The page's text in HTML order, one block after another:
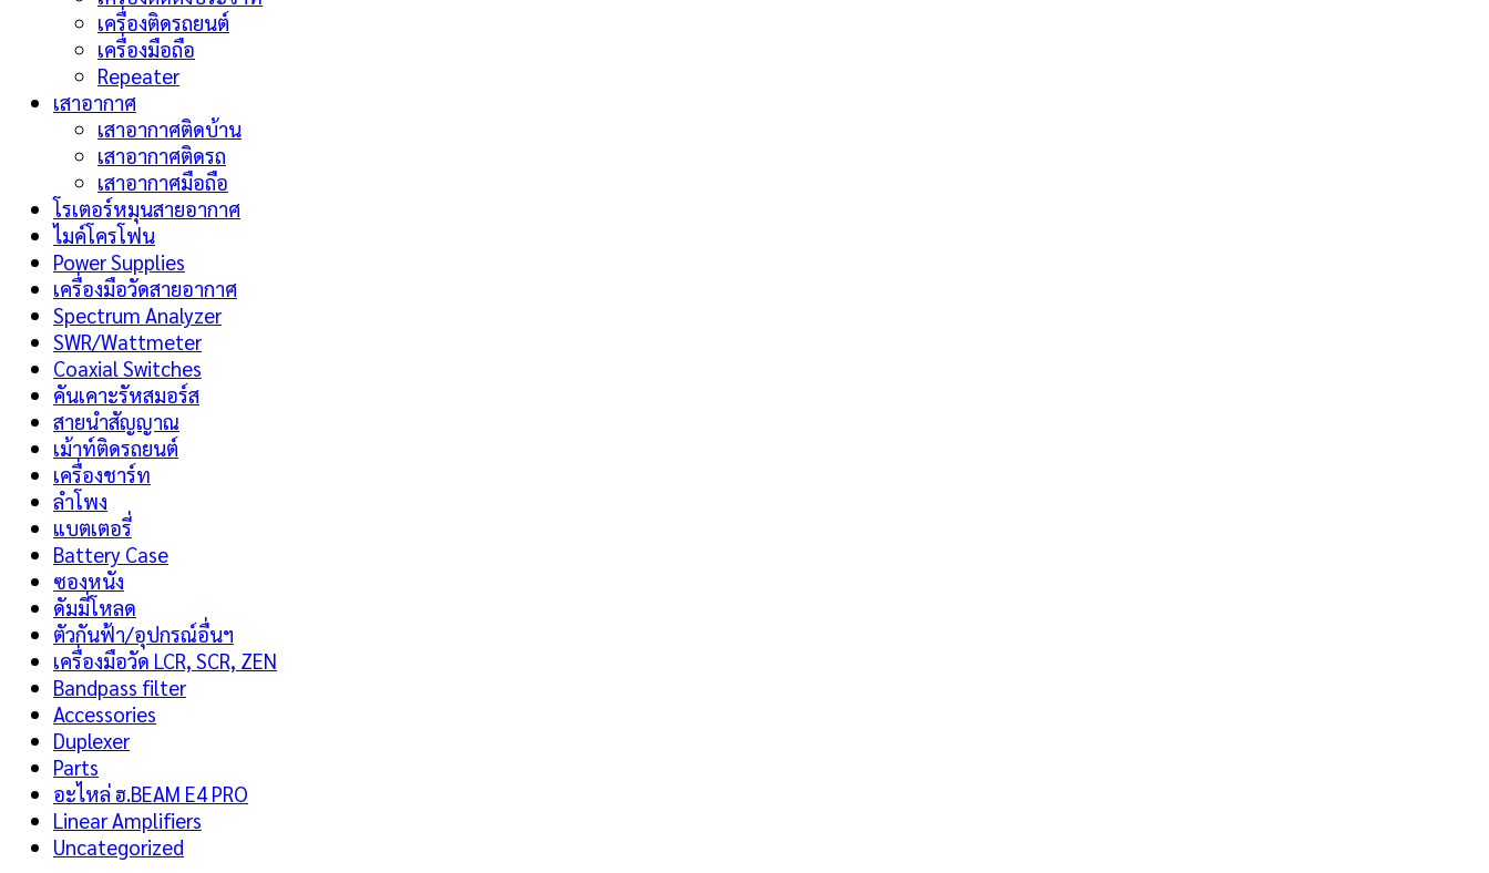
เครื่องติดรถยนต์
เครื่องมือถือ
Repeater
เสาอากาศ
เสาอากาศติดบ้าน
เสาอากาศติดรถ
เสาอากาศมือถือ
โรเตอร์หมุนสายอากาศ
ไมค์โครโฟน
Power Supplies
เครื่องมือวัดสายอากาศ
Spectrum Analyzer
SWR/Wattmeter
Coaxial Switches
คันเคาะรัหสมอร์ส
สายนำสัญญาณ
เม้าท์ติดรถยนต์
เครื่องชาร์ท
ลำโพง
แบตเตอรี่
Battery Case
ซองหนัง
ดัมมี่โหลด
ตัวกันฟ้า/อุปกรณ์อื่นฯ
เครื่องมือวัด LCR, SCR, ZEN
Bandpass filter
Accessories
Duplexer
Parts
อะไหล่ ฮ.BEAM E4 PRO
Linear Amplifiers
Uncategorized